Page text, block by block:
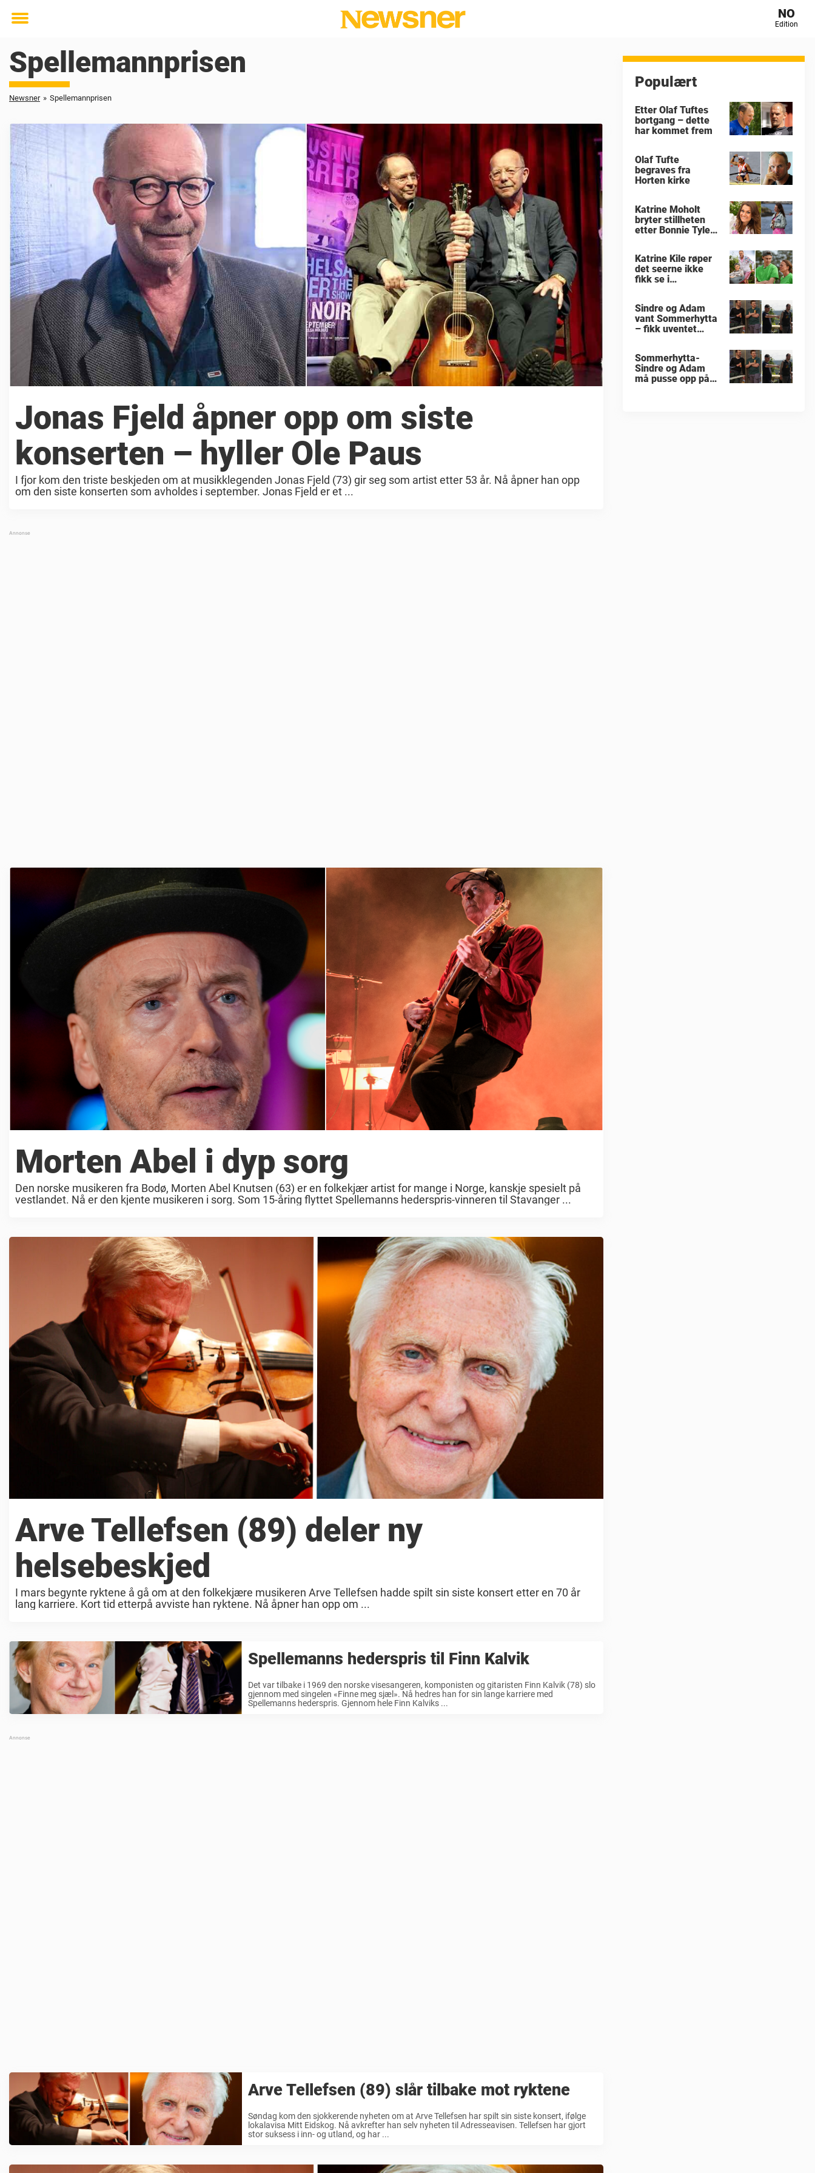
Toggle
NO
Edition
Spellemannprisen
Newsner » Spellemannprisen
Jonas Fjeld åpner opp om siste
konserten – hyller Ole Paus
I fjor kom den triste beskjeden om at musikklegenden Jonas Fjeld (73) gir seg som artist etter 53 år. Nå åpner han opp
om den siste konserten som avholdes i september. Jonas Fjeld er et ...
Morten Abel i dyp sorg
Den norske musikeren fra Bodø, Morten Abel Knutsen (63) er en folkekjær artist for mange i Norge, kanskje spesielt på
vestlandet. Nå er den kjente musikeren i sorg. Som 15-åring flyttet Spellemanns hederspris-vinneren til Stavanger ...
Arve Tellefsen (89) deler ny
helsebeskjed
I mars begynte ryktene å gå om at den folkekjære musikeren Arve Tellefsen hadde spilt sin siste konsert etter en 70 år
lang karriere. Kort tid etterpå avviste han ryktene. Nå åpner han opp om ...
Spellemanns hederspris til Finn Kalvik
Det var tilbake i 1969 den norske visesangeren, komponisten og gitaristen Finn Kalvik (78) slo
gjennom med singelen «Finne meg sjæl». Nå hedres han for sin lange karriere med
Spellemanns hederspris. Gjennom hele Finn Kalviks ...
Arve Tellefsen (89) slår tilbake mot ryktene
Søndag kom den sjokkerende nyheten om at Arve Tellefsen har spilt sin siste konsert, ifølge
lokalavisa Mitt Eidskog. Nå avkrefter han selv nyheten til Adresseavisen. Tellefsen har gjort
stor suksess i inn- og utland, og har ...
Populært
Etter Olaf Tuftes
bortgang – dette
har kommet frem
Olaf Tufte
begraves fra
Horten kirke
Katrine Moholt
bryter stillheten
etter Bonnie Tylers
Katrine Kile røper
det seerne ikke
fikk se i
Sindre og Adam
vant Sommerhytta
– fikk uventet
Sommerhytta-
Sindre og Adam
må pusse opp på